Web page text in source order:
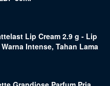
Lip Cream 2.9 g - Lip
Intense, Tahan Lama